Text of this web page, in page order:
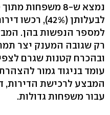
לבעלותן
למספר הנפשות בהן.
רק שגובה המענק יצר
ובהכרח קטנות שגרם
עומד בניגוד גמור
המבצע לרכישת הדירות,
עבור משפחות גדולות.